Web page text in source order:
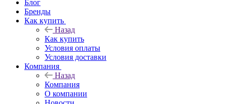
Блог
Бренды
Как купить
Назад
Как купить
Условия оплаты
Условия доставки
Компания
Назад
Компания
О компании